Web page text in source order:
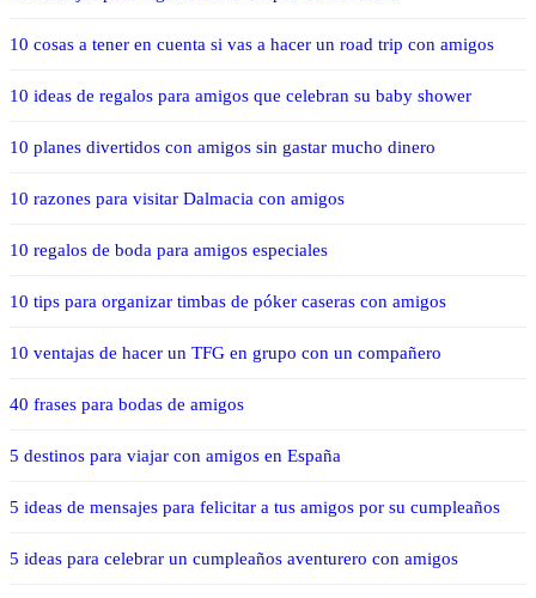
10 cosas a tener en cuenta si vas a hacer un road trip con amigos
10 ideas de regalos para amigos que celebran su baby shower
10 planes divertidos con amigos sin gastar mucho dinero
10 razones para visitar Dalmacia con amigos
10 regalos de boda para amigos especiales
10 tips para organizar timbas de póker caseras con amigos
10 ventajas de hacer un TFG en grupo con un compañero
40 frases para bodas de amigos
5 destinos para viajar con amigos en España
5 ideas de mensajes para felicitar a tus amigos por su cumpleaños
5 ideas para celebrar un cumpleaños aventurero con amigos